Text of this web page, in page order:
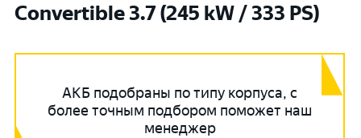
Convertible 3.7 (245 kW / 333 PS)
АКБ подобраны по типу корпуса, с
более точным подбором поможет наш
менеджер